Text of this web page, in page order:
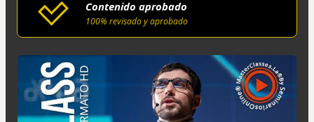
Contenido aprobado
100% revisado y aprobado